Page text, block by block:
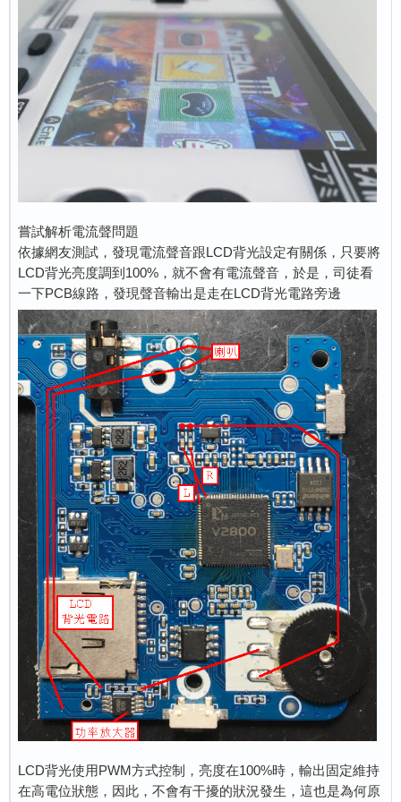
嘗試解析電流聲問題
依據網友測試，發現電流聲音跟LCD背光設定有關係，只要將
LCD背光亮度調到100%，就不會有電流聲音，於是，司徒看
一下PCB線路，發現聲音輸出是走在LCD背光電路旁邊
LCD背光使用PWM方式控制，亮度在100%時，輸出固定維持
在高電位狀態，因此，不會有干擾的狀況發生，這也是為何原